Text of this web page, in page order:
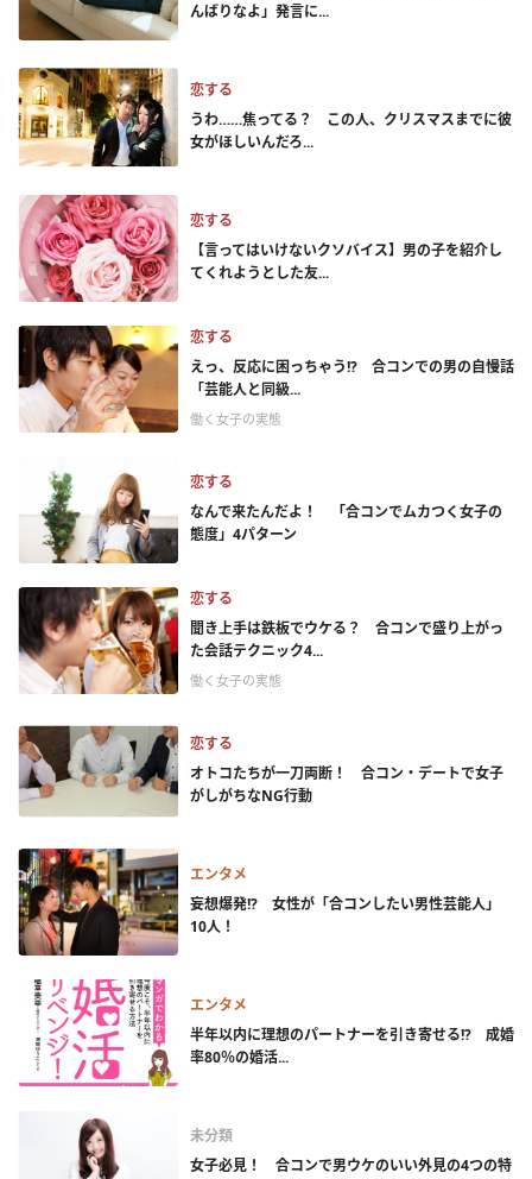
んばりなよ」発言に...
恋する
うわ……焦ってる？ この人、クリスマスまでに彼
女がほしいんだろ...
恋する
【言ってはいけないクソバイス】男の子を紹介し
てくれようとした友...
恋する
えっ、反応に困っちゃう!? 合コンでの男の自慢話
「芸能人と同級...
働く女子の実態
恋する
なんで来たんだよ！ 「合コンでムカつく女子の
態度」4パターン
恋する
聞き上手は鉄板でウケる？ 合コンで盛り上がっ
た会話テクニック4...
働く女子の実態
恋する
オトコたちが一刀両断！ 合コン・デートで女子
がしがちなNG行動
エンタメ
妄想爆発!? 女性が「合コンしたい男性芸能人」
10人！
エンタメ
半年以内に理想のパートナーを引き寄せる!? 成婚
率80％の婚活...
未分類
女子必見！ 合コンで男ウケのいい外見の4つの特